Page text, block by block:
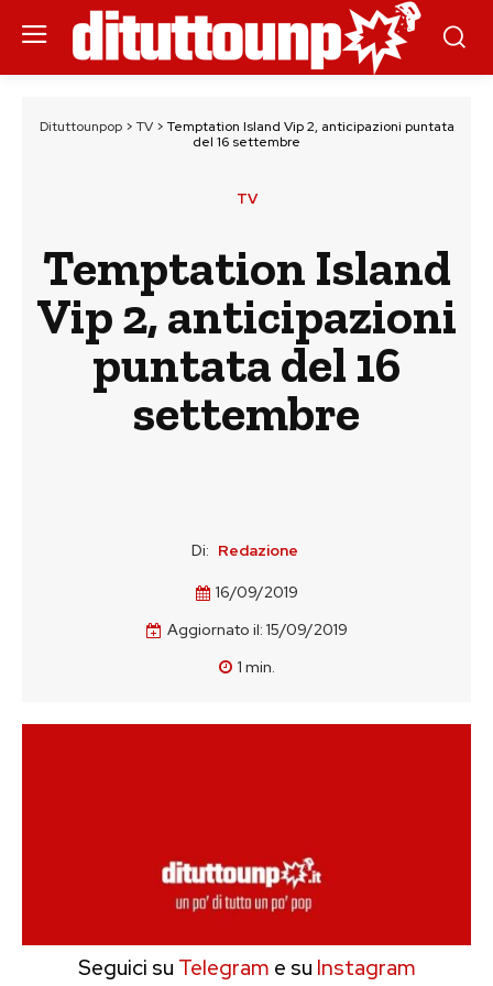
Dituttounpop> TV> Temptation Island Vip 2, anticipazioni puntata
del 16 settembre
TV
Temptation Island
Vip 2, anticipazioni
puntata del 16
settembre
Di: Redazione
16/09/2019
Aggiornato il: 15/09/2019
1 min.
Seguici su Telegram e su Instagram